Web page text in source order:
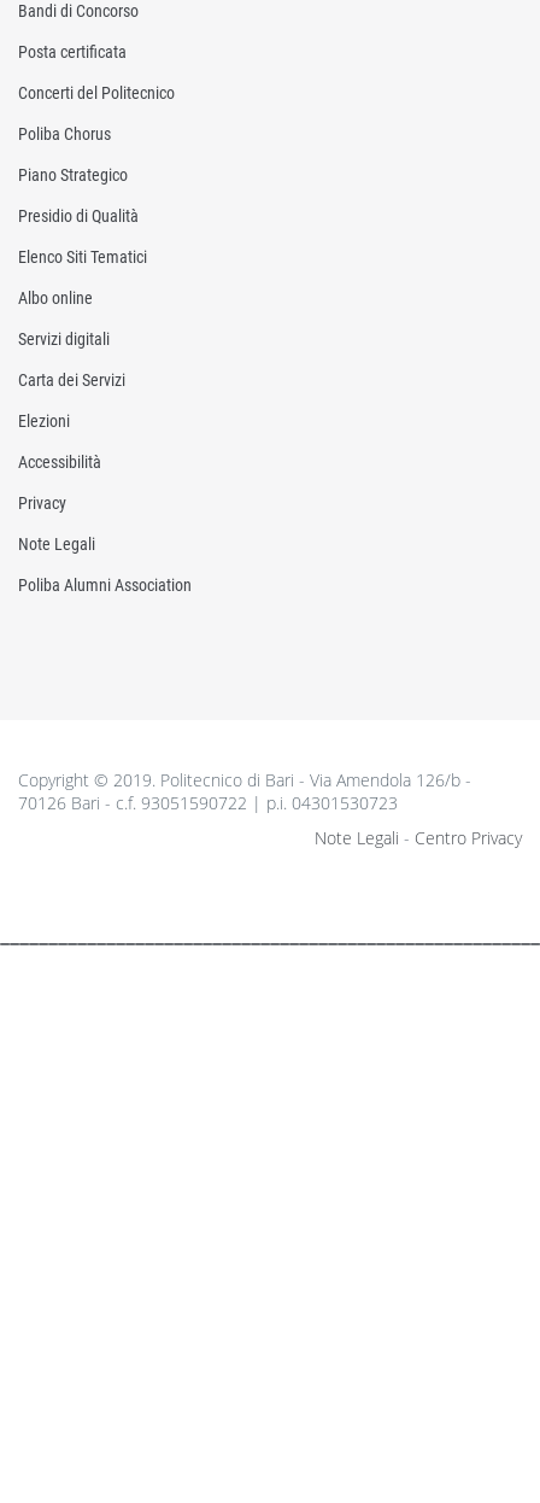
Bandi di Concorso
Posta certificata
Concerti del Politecnico
Poliba Chorus
Piano Strategico
Presidio di Qualità
Elenco Siti Tematici
Albo online
Servizi digitali
Carta dei Servizi
Elezioni
Accessibilità
Privacy
Note Legali
Poliba Alumni Association
Copyright © 2019. Politecnico di Bari - Via Amendola 126/b -
70126 Bari - c.f. 93051590722 | p.i. 04301530723
Note Legali - Centro Privacy